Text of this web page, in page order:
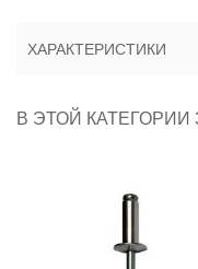
ХАРАКТЕРИСТИКИ
В ЭТОЙ КАТЕГОРИИ